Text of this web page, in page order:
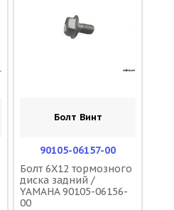
Болт Винт
90105-06157-00
Болт 6X12 тормозного
диска задний /
YAMAHA 90105-06156-
00